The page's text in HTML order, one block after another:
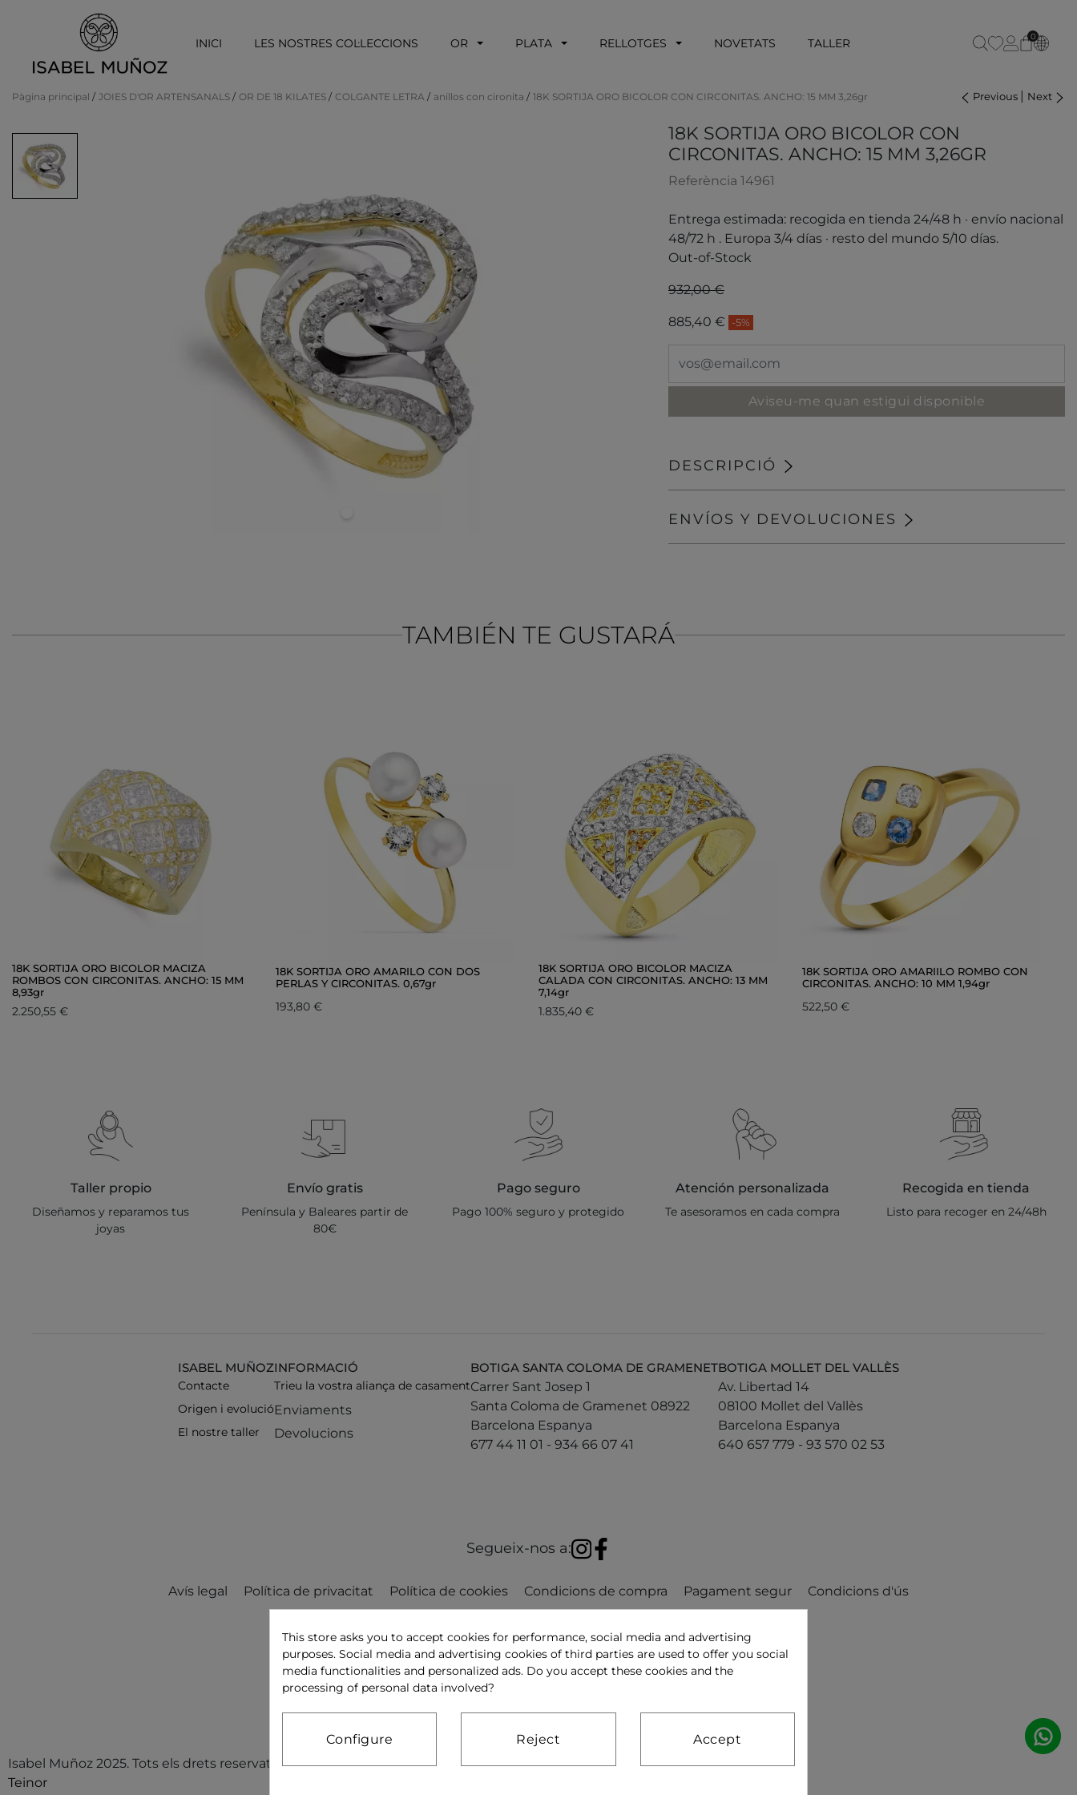
INICI LES NOSTRES COL·LECCIONS OR PLATA RELLOTGES NOVETATS TALLER 0
Pàgina principal JOIES D'OR ARTENSANALS OR DE 18 KILATES COLGANTE LETRA anillos con cironita 18K SORTIJA ORO BICOLOR CON CIRCONITAS. ANCHO: 15 MM 3,26gr Previous | Next
18K SORTIJA ORO BICOLOR CON
CIRCONITAS. ANCHO: 15 MM 3,26GR
Referència 14961
Entrega estimada: recogida en tienda 24/48 h · envío nacional
48/72 h . Europa 3/4 días · resto del mundo 5/10 días.
Out-of-Stock
932,00 €
885,40 € -5%
Aviseu-me quan estigui disponible
DESCRIPCIÓ
ENVÍOS Y DEVOLUCIONES
TAMBIÉN TE GUSTARÁ
18K SORTIJA ORO BICOLOR MACIZA
ROMBOS CON CIRCONITAS. ANCHO: 15 MM
8,93gr
2.250,55 €
18K SORTIJA ORO AMARILO CON DOS
PERLAS Y CIRCONITAS. 0,67gr
193,80 €
18K SORTIJA ORO BICOLOR MACIZA
CALADA CON CIRCONITAS. ANCHO: 13 MM
7,14gr
1.835,40 €
18K SORTIJA ORO AMARIILO ROMBO CON
CIRCONITAS. ANCHO: 10 MM 1,94gr
522,50 €
Taller propio
Diseñamos y reparamos tus
joyas
Envío gratis
Península y Baleares partir de
80€
Pago seguro
Pago 100% seguro y protegido
Atención personalizada
Te asesoramos en cada compra
Recogida en tienda
Listo para recoger en 24/48h
ISABEL MUÑOZ
Contacte
Origen i evolució
El nostre taller
INFORMACIÓ
Trieu la vostra aliança de casament
Enviaments
Devolucions
BOTIGA SANTA COLOMA DE GRAMENET
Carrer Sant Josep 1
Santa Coloma de Gramenet 08922
Barcelona Espanya
677 44 11 01 - 934 66 07 41
BOTIGA MOLLET DEL VALLÈS
Av. Libertad 14
08100 Mollet del Vallès
Barcelona Espanya
640 657 779 - 93 570 02 53
Segueix-nos a:
Avís legal Política de privacitat Política de cookies Condicions de compra Pagament segur Condicions d'ús
Isabel Muñoz 2025. Tots els drets reservats. D&D per
Teinor
This store asks you to accept cookies for performance, social media and advertising
purposes. Social media and advertising cookies of third parties are used to offer you social
media functionalities and personalized ads. Do you accept these cookies and the
processing of personal data involved?
Configure Reject Accept